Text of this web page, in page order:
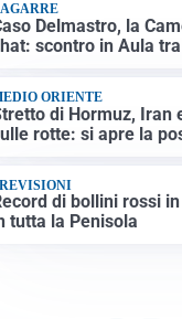
Delmastro, la
scontro in Aula
ORIENTE
di Hormuz, Iran
rotte: si apre la
di bollini rossi
tutta la Penisola